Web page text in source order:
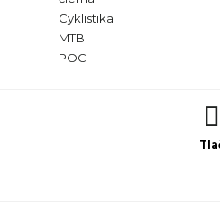
Cyklistika
MTB
POC